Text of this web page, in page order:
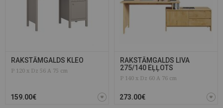
RAKSTĀMGALDS KLEO
P 120 x Dz 56 A 75 cm
159.00€
RAKSTĀMGALDS LIVA
275/140 EĻĻOTS
P 140 x Dz 60 A 76 cm
273.00€